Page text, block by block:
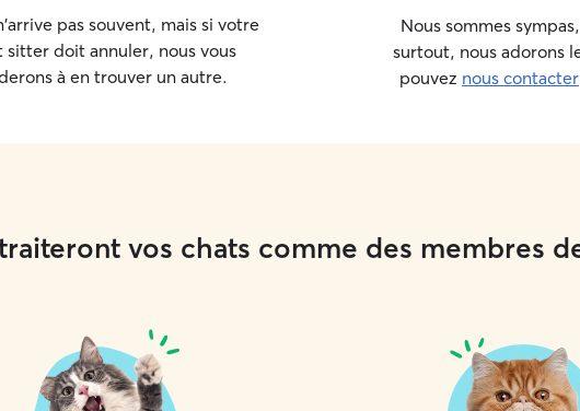
pas souvent, mais si votre
sitter doit annuler, nous vous
à en trouver un autre.
Nous sommes
surtout, nous adorons
pouvez nous contacter
vos chats comme des membres